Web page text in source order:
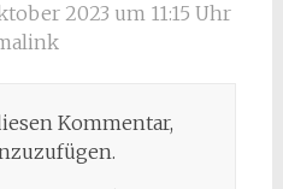
2023 um 11:15 Uhr
Kommentar,